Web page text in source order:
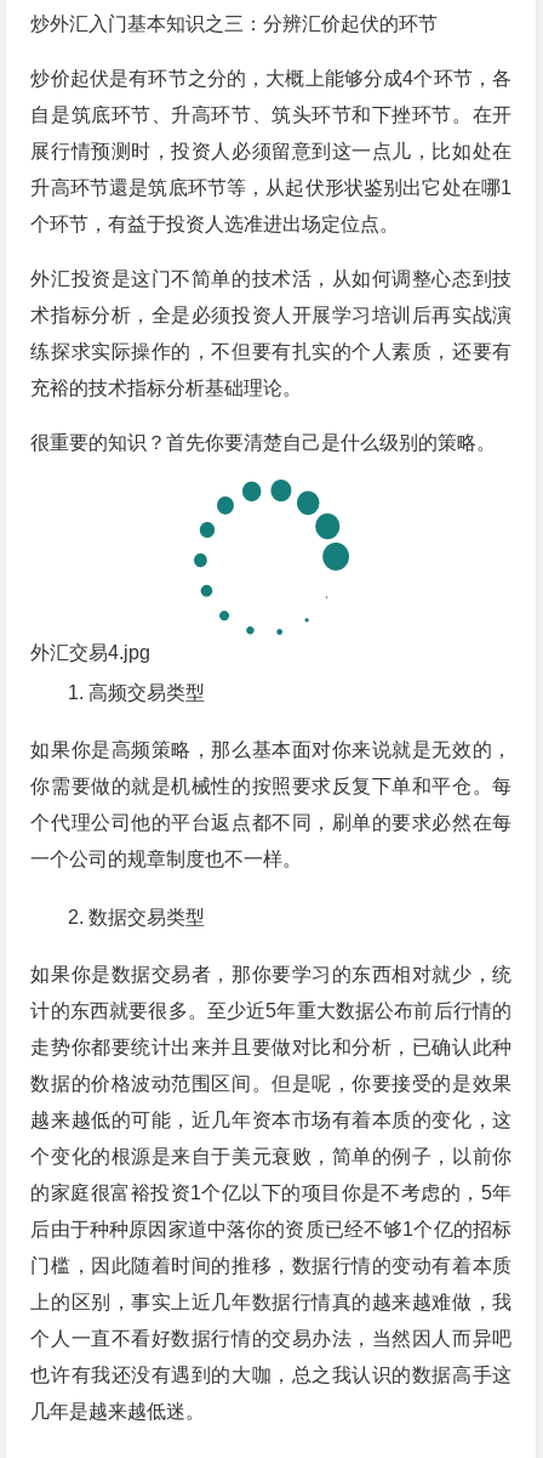
炒外汇入门基本知识之三：分辨汇价起伏的环节
炒价起伏是有环节之分的，大概上能够分成4个环节，各
自是筑底环节、升高环节、筑头环节和下挫环节。在开
展行情预测时，投资人必须留意到这一点儿，比如处在
升高环节還是筑底环节等，从起伏形状鉴别出它处在哪1
个环节，有益于投资人选准进出场定位点。
外汇投资是这门不简单的技术活，从如何调整心态到技
术指标分析，全是必须投资人开展学习培训后再实战演
练探求实际操作的，不但要有扎实的个人素质，还要有
充裕的技术指标分析基础理论。
很重要的知识？首先你要清楚自己是什么级别的策略。
外汇交易4.jpg
高频交易类型
如果你是高频策略，那么基本面对你来说就是无效的，
你需要做的就是机械性的按照要求反复下单和平仓。每
个代理公司他的平台返点都不同，刷单的要求必然在每
一个公司的规章制度也不一样。
数据交易类型
如果你是数据交易者，那你要学习的东西相对就少，统
计的东西就要很多。至少近5年重大数据公布前后行情的
走势你都要统计出来并且要做对比和分析，已确认此种
数据的价格波动范围区间。但是呢，你要接受的是效果
越来越低的可能，近几年资本市场有着本质的变化，这
个变化的根源是来自于美元衰败，简单的例子，以前你
的家庭很富裕投资1个亿以下的项目你是不考虑的，5年
后由于种种原因家道中落你的资质已经不够1个亿的招标
门槛，因此随着时间的推移，数据行情的变动有着本质
上的区别，事实上近几年数据行情真的越来越难做，我
个人一直不看好数据行情的交易办法，当然因人而异吧
也许有我还没有遇到的大咖，总之我认识的数据高手这
几年是越来越低迷。